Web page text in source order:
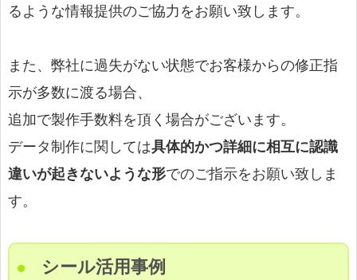
るような情報提供のご協力をお願い致します。
また、弊社に過失がない状態でお客様からの修正指
示が多数に渡る場合、
追加で製作手数料を頂く場合がございます。
データ制作に関しては具体的かつ詳細に相互に認識
違いが起きないような形でのご指示をお願い致しま
す。
シール活用事例